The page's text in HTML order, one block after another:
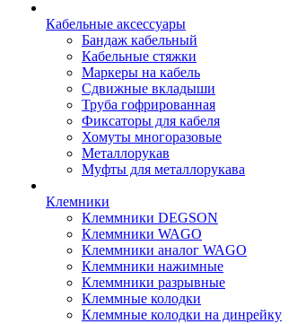
Кабельные аксессуары
Бандаж кабельный
Кабельные стяжки
Маркеры на кабель
Сдвижные вкладыши
Труба гофрированная
Фиксаторы для кабеля
Хомуты многоразовые
Металлорукав
Муфты для металлорукава
Клемники
Клеммники DEGSON
Клеммники WAGO
Клеммники аналог WAGO
Клеммники нажимные
Клеммники разрывные
Клеммные колодки
Клеммные колодки на динрейку